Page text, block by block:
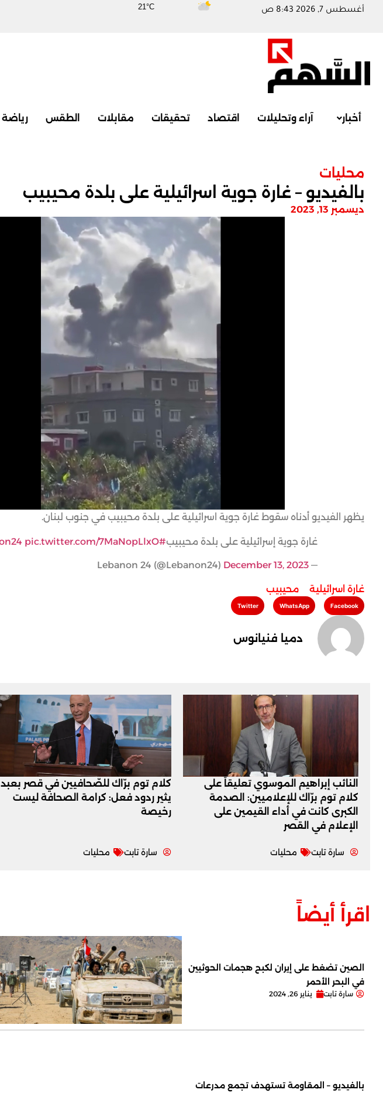
21°C أغسطس 7, 2026 8:43 ص
أخبار آراء وتحليلات اقتصاد تحقيقات مقابلات الطقس رياضة
محليات
بالفيديو – غارة جوية اسرائيلية على بلدة محيبيب
ديسمبر 13, 2023
يظهر الفيديو أدناه سقوط غارة جوية اسرائيلية على بلدة محيبيب في جنوب لبنان.
غارة جوية إسرائيلية على بلدة محيبيب#Lebanon24
pic.twitter.com/7MaNopLlxO
— Lebanon 24 (@Lebanon24)
December 13, 2023
غارة اسرائيلية محيبيب
Facebook
WhatsApp
Twitter
دميا فنيانوس
النائب إبراهيم الموسوي تعليقاً على
كلام توم برّاك للإعلاميين: الصدمة
الكبرى كانت في أداء القيمين على
‏الإعلام في القصر
سارة تابت محليات
كلام توم برّاك للصّحافيين في قصر بعبدا
يثير ردود فعل: كرامة الصحافة ليست
رخيصة
سارة تابت محليات
اقرأ أيضاً
الصين تضغط على إيران لكبح هجمات الحوثيين
في البحر الأحمر
سارة تابت يناير 26, 2024
بالفيديو – المقاومة تستهدف تجمع مدرعات